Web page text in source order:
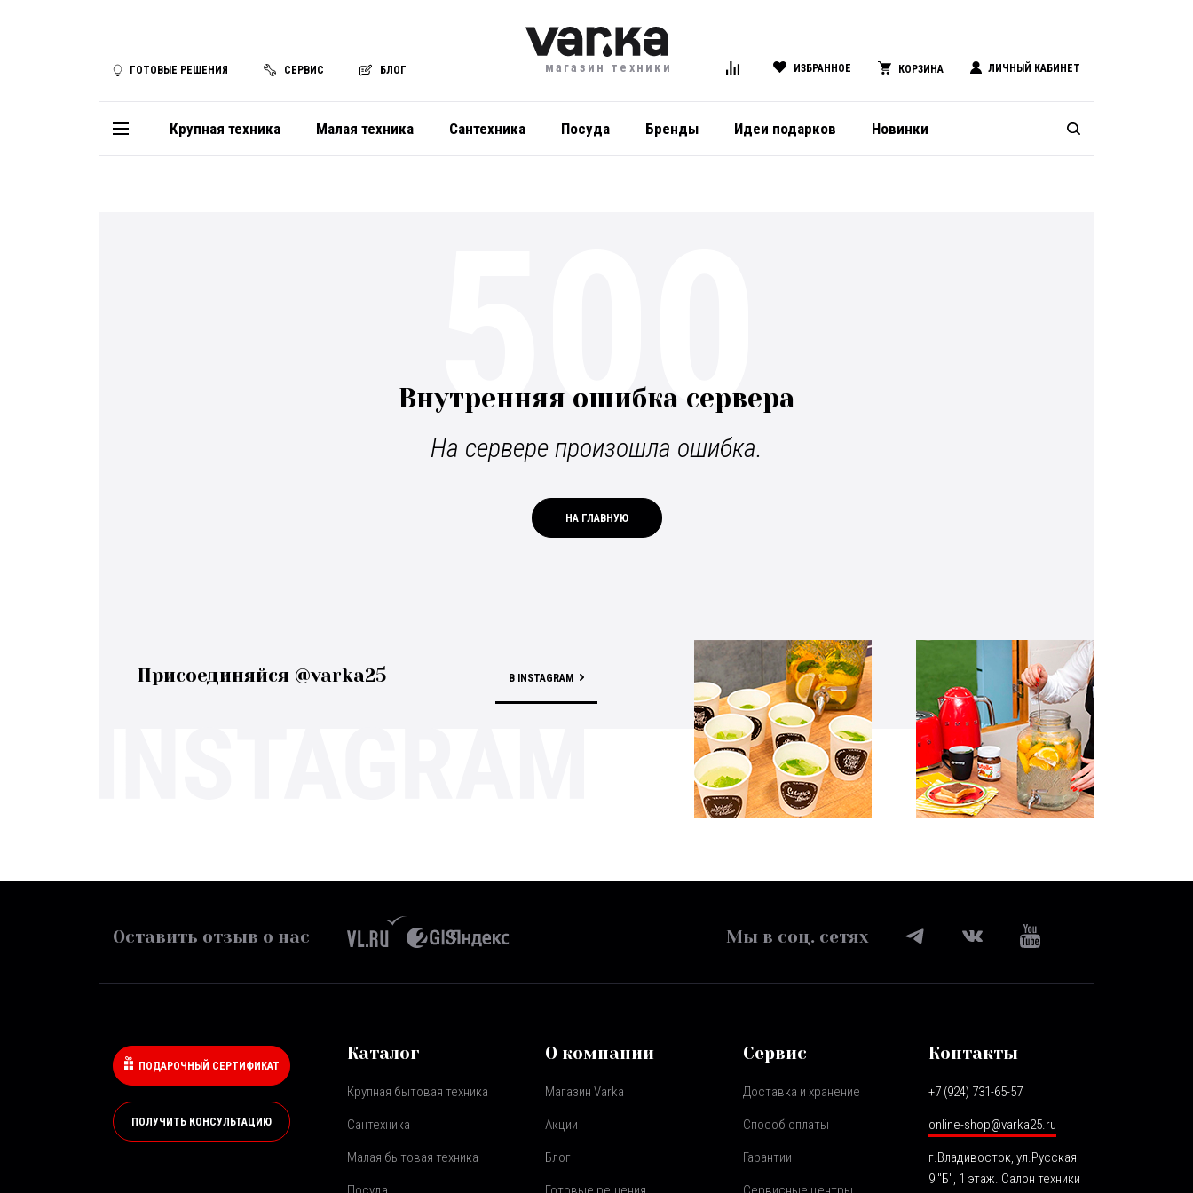
ГОТОВЫЕ РЕШЕНИЯ СЕРВИС БЛОГ магазин техники ИЗБРАННОЕ КОРЗИНА ЛИЧНЫЙ КАБИНЕТ
Крупная техника Малая техника Сантехника Посуда Бренды Идеи подарков Новинки
Внутренняя ошибка сервера
На сервере произошла ошибка.
НА ГЛАВНУЮ
500
Присоединяйся @varka25 В INSTAGRAM
Оставить отзыв о нас Мы в соц. сетях
ПОДАРОЧНЫЙ СЕРТИФИКАТ
ПОЛУЧИТЬ КОНСУЛЬТАЦИЮ
Каталог
Крупная бытовая техника
Сантехника
Малая бытовая техника
О компании
Магазин Varka
Акции
Блог
Сервис
Доставка и хранение
Способ оплаты
Гарантии
Контакты
+7 (924) 731-65-57
online-shop@varka25.ru
г.Владивосток, ул.Русская
9 "Б", 1 этаж. Салон техники